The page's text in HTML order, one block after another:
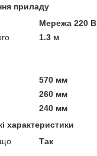
приладу
Мережа 220 В
1.3 м
570 мм
260 мм
240 мм
характеристики
Так